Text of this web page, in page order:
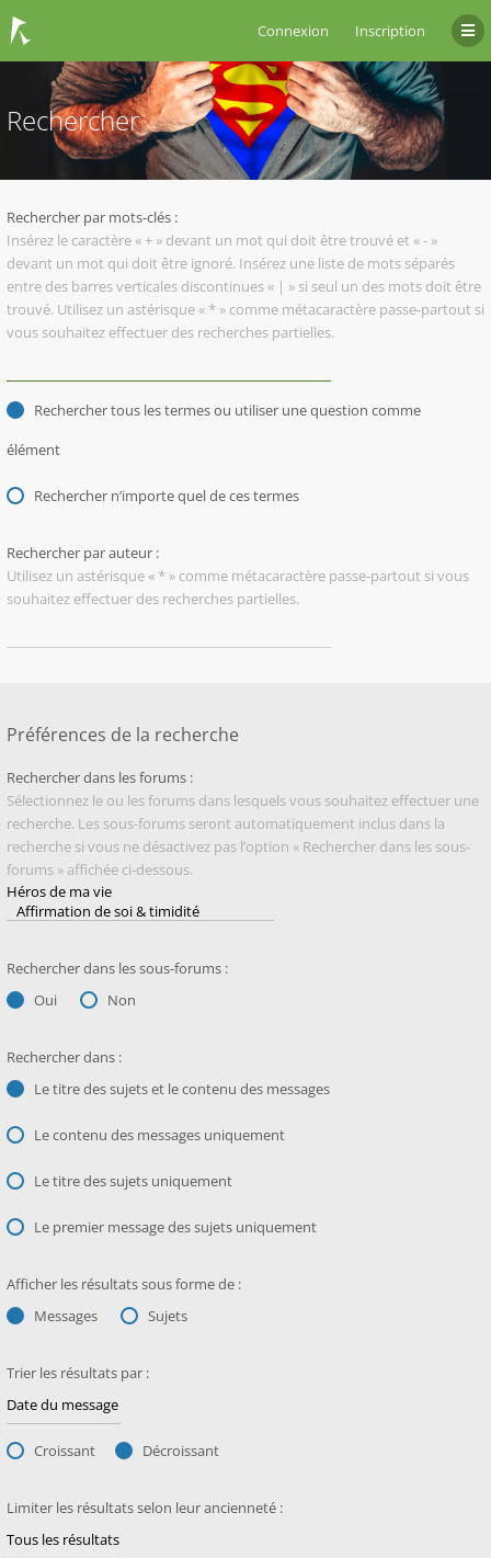
Connexion Inscription
Rechercher
Rechercher par mots-clés :
Insérez le caractère « + » devant un mot qui doit être trouvé et « - »
devant un mot qui doit être ignoré. Insérez une liste de mots séparés
entre des barres verticales discontinues « | » si seul un des mots doit être
trouvé. Utilisez un astérisque « * » comme métacaractère passe-partout si
vous souhaitez effectuer des recherches partielles.
Rechercher tous les termes ou utiliser une question comme
élément
Rechercher n’importe quel de ces termes
Rechercher par auteur :
Utilisez un astérisque « * » comme métacaractère passe-partout si vous
souhaitez effectuer des recherches partielles.
Préférences de la recherche
Rechercher dans les forums :
Sélectionnez le ou les forums dans lesquels vous souhaitez effectuer une
recherche. Les sous-forums seront automatiquement inclus dans la
recherche si vous ne désactivez pas l’option « Rechercher dans les sous-
forums » affichée ci-dessous.
Rechercher dans les sous-forums :
Oui
Non
Rechercher dans :
Le titre des sujets et le contenu des messages
Le contenu des messages uniquement
Le titre des sujets uniquement
Le premier message des sujets uniquement
Afficher les résultats sous forme de :
Messages
Sujets
Trier les résultats par :
Croissant Décroissant
Limiter les résultats selon leur ancienneté :